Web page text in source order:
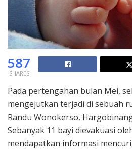
587
SHARES
Pada pertengahan bulan Mei,
mengejutkan terjadi di sebuah
Randu Wonokerso,
Sebanyak 11 bayi dievakuasi
mendapatkan informasi